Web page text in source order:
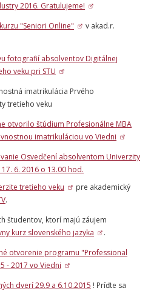
2016. Gratulujeme!
kurzu "Seniori Online"
v akad.r.
fotografií absolventov Digitálnej
veku pri STU
imatrikulácia Prvého
tretieho veku
otvorilo štúdium Profesionálne MBA
imatrikuláciou vo Viedni
Osvedčení absolventom Univerzity
6. 2016 o 13.00 hod.
tretieho veku
pre akademický
.
študentov, ktorí majú záujem
kurz slovenského jazyka
.
otvorenie programu "Professional
- 2017 vo Viedni
dverí 29.9 a 6.10.2015 ! Príďte sa